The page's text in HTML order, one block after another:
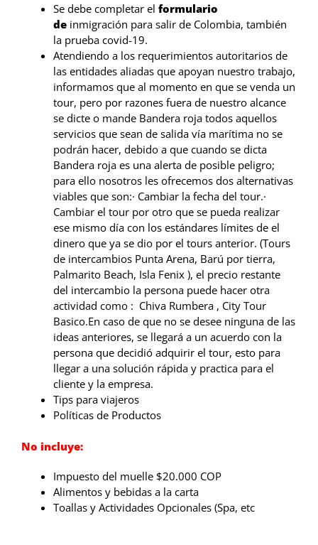
Se debe completar el formulario
de inmigración para salir de Colombia, también
la prueba covid-19.
Atendiendo a los requerimientos autoritarios de
las entidades aliadas que apoyan nuestro trabajo,
informamos que al momento en que se venda un
tour, pero por razones fuera de nuestro alcance
se dicte o mande Bandera roja todos aquellos
servicios que sean de salida vía marítima no se
podrán hacer, debido a que cuando se dicta
Bandera roja es una alerta de posible peligro;
para ello nosotros les ofrecemos dos alternativas
viables que son:· Cambiar la fecha del tour.·
Cambiar el tour por otro que se pueda realizar
ese mismo día con los estándares límites de el
dinero que ya se dio por el tours anterior. (Tours
de intercambios Punta Arena, Barú por tierra,
Palmarito Beach, Isla Fenix ), el precio restante
del intercambio la persona puede hacer otra
actividad como : Chiva Rumbera , City Tour
Basico.En caso de que no se desee ninguna de las
ideas anteriores, se llegará a un acuerdo con la
persona que decidió adquirir el tour, esto para
llegar a una solución rápida y practica para el
cliente y la empresa.
Tips para viajeros
Políticas de Productos
No incluye:
Impuesto del muelle $20.000 COP
Alimentos y bebidas a la carta
Toallas y Actividades Opcionales (Spa, etc